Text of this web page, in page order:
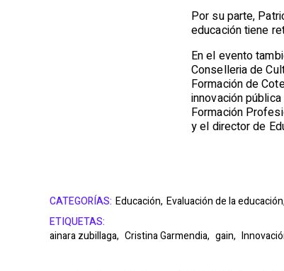
Por su parte,
educación tiene
En el evento
Conselleria de
Formación de
innovación
Formación
y el director de
CATEGORÍAS: Educación, Evaluación de la educación,
ETIQUETAS:
ainara zubillaga, Cristina Garmendia, gain,